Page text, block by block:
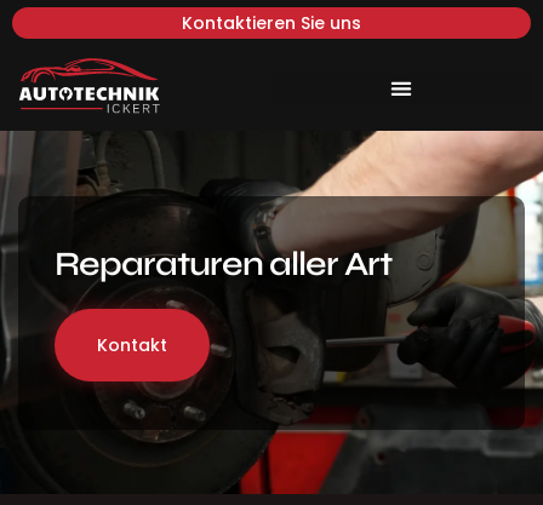
Kontaktieren Sie uns
Reparaturen aller Art
Kontakt